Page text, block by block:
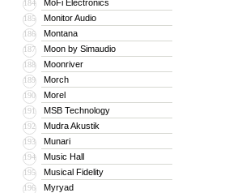
184 MoFi Electronics
185 Monitor Audio
186 Montana
187 Moon by Simaudio
188 Moonriver
189 Morch
190 Morel
191 MSB Technology
192 Mudra Akustik
193 Munari
194 Music Hall
195 Musical Fidelity
196 Myryad